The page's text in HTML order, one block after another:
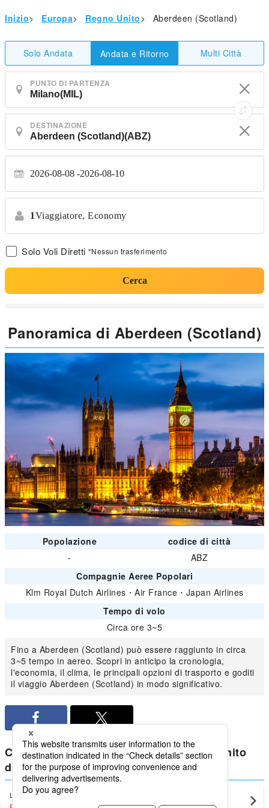
Inizio> Europa> Regno Unito> Aberdeen (Scotland)
Solo Andata Andata e Ritorno Multi Città
PUNTO DI PARTENZA
DESTINAZIONE
2026-08-08 2026-08-10
1Viaggiatore, Economy
Solo Voli Diretti *Nessun trasferimento
Cerca
Panoramica di Aberdeen (Scotland)
Popolazione
codice di città
-
ABZ
Compagnie Aeree Popolari
Klm Royal Dutch Airlines ・ Air France ・ Japan Airlines
Tempo di volo
Circa ore 3~5
Fino a Aberdeen (Scotland) può essere raggiunto in circa
3~5 tempo in aereo. Scopri in anticipo la cronologia,
l'economia, il clima, le principali opzioni di trasporto e goditi
il viaggio Aberdeen (Scotland) in modo significativo.
Confronta i prezzi più bassi per Regno Unito
domestici da Aberdeen (Scotland)
London (UK) Aberdeen (Scotland)(ABZ)